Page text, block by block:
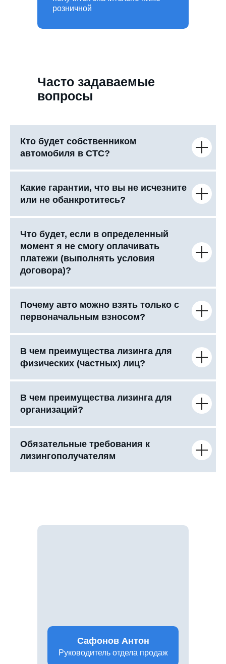
розничной
Часто задаваемые
вопросы
Кто будет собственником
автомобиля в СТС?
Какие гарантии, что вы не исчезните
или не обанкротитесь?
Что будет, если в определенный
момент я не смогу оплачивать
платежи (выполнять условия
договора)?
Почему авто можно взять только с
первоначальным взносом?
В чем преимущества лизинга для
физических (частных) лиц?
В чем преимущества лизинга для
организаций?
Обязательные требования к
лизингополучателям
Сафонов Антон
Руководитель отдела продаж